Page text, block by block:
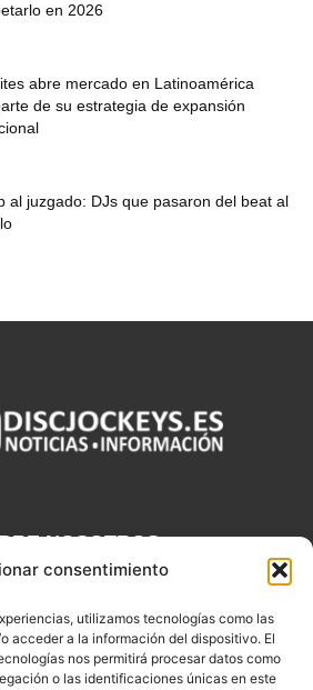
consentimiento
utilizamos tecnologías como las
acceder a la información del dispositivo. El
nos permitirá procesar datos como
o las identificaciones únicas en este
en 2026
abre mercado en Latinoamérica
de su estrategia de expansión
al juzgado: DJs que pasaron del beat al
NOSOTROS
noticias, novedades, tecnologías y
te ayudaran a ser un mejor Djs.